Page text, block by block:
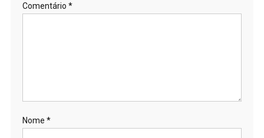
Comentário *
Nome *